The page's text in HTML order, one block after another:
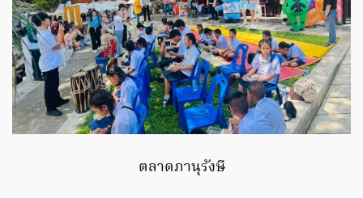
ตลาดภานุรังษี